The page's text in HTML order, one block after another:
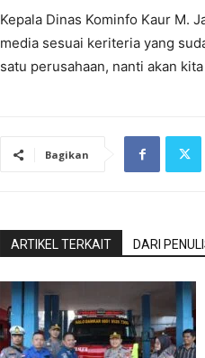
Kepala Dinas Kominfo Kaur M.
media sesuai keriteria yang
satu perusahaan, nanti akan
Bagikan
ARTIKEL TERKAIT DARI